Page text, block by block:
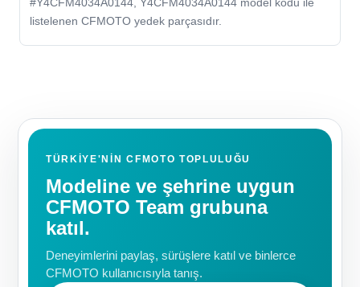
listelenen CFMOTO yedek parçasıdır.
TÜRKIYE'NIN CFMOTO TOPLULUĞU
Modeline ve şehrine uygun
CFMOTO Team grubuna
katıl.
Deneyimlerini paylaş, sürüşlere katıl ve binlerce
CFMOTO kullanıcısıyla tanış.